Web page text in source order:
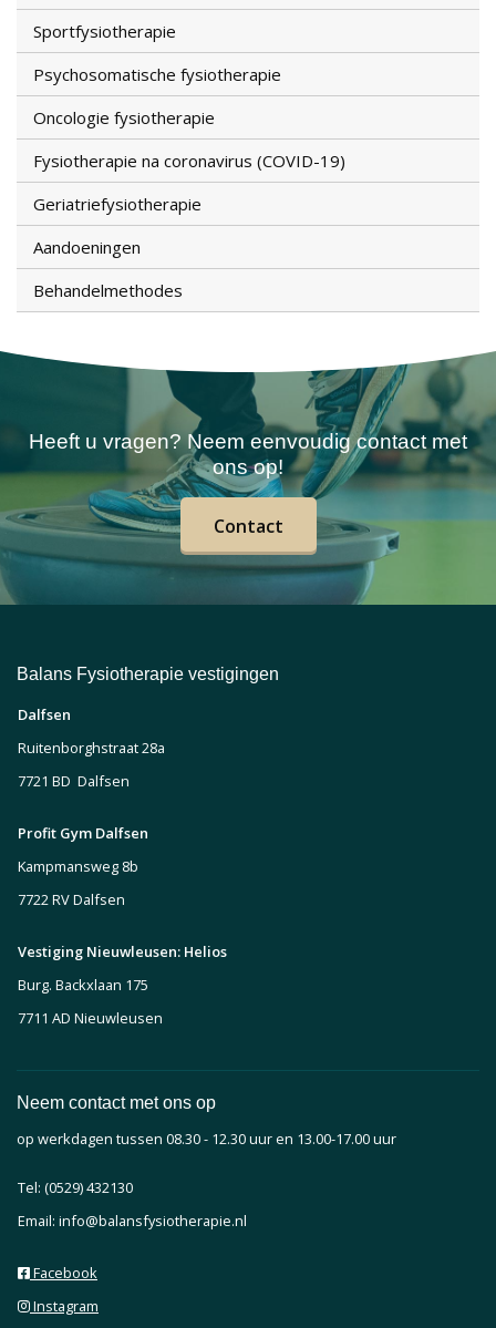
Sportfysiotherapie
Psychosomatische fysiotherapie
Oncologie fysiotherapie
Fysiotherapie na coronavirus (COVID-19)
Geriatriefysiotherapie
Aandoeningen
Behandelmethodes
Heeft u vragen? Neem eenvoudig contact met
ons op!
Contact
Balans Fysiotherapie vestigingen
Dalfsen
Ruitenborghstraat 28a
7721 BD Dalfsen
Profit Gym Dalfsen
Kampmansweg 8b
7722 RV Dalfsen
Vestiging Nieuwleusen: Helios
Burg. Backxlaan 175
7711 AD Nieuwleusen
Neem contact met ons op
op werkdagen tussen 08.30 - 12.30 uur en 13.00-17.00 uur
Tel: (0529) 432130
Email: info@balansfysiotherapie.nl
Facebook
Instagram